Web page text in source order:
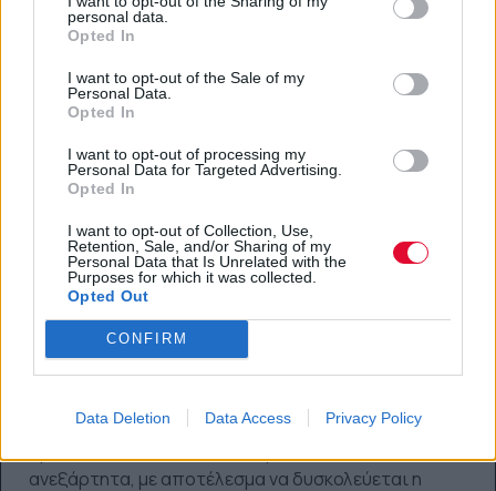
personal data.
Opted In
I want to opt-out of the Sale of my
Personal Data.
Opted In
I want to opt-out of processing my
Personal Data for Targeted Advertising.
Opted In
I want to opt-out of Collection, Use,
Retention, Sale, and/or Sharing of my
Personal Data that Is Unrelated with the
Purposes for which it was collected.
Opted Out
CONFIRM
Data Deletion Data Access Privacy Policy
Μείωση των επιπέδων διοίκησης σε έως 5 και,
Μετάβαση σε πιο «επίπεδη» οργάνωση με
makers, player-coaches και directly
αποφάσεις και αποτελέσματα.
Απλοποίηση εργαλείων και διαδικασιών με
50% χαμηλότερες δαπάνες σε προμηθευτές.
Νέο λειτουργικό μοντέλο: end-
to-end ευθύνη και λογοδοσία
Το τρίτο σκέλος αφορά τον τρόπο λειτουργίας
προσωπικό, η εταιρεία έγινε πιο κατακερματισμένη:
ανεξάρτητα, με αποτέλεσμα να δυσκολεύεται η